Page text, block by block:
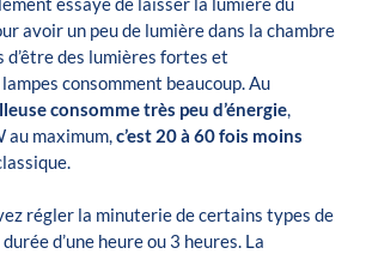
avoir un peu de lumière dans la chambre
d’être des lumières fortes et
consomment beaucoup.Au
consomme très peu d’énergie,
au maximum,c’est 20 à 60 fois moins
régler la minuterie de certains types de
d’une heure ou 3 heures. La